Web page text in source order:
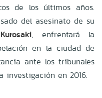
de los últimos años.
del asesinato de su
, enfrentará la
en la ciudad de
ante los tribunales
investigación en 2016.